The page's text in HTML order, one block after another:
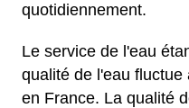
quotidiennement.
Le service de l'eau
qualité de l'eau
en France. La qualité